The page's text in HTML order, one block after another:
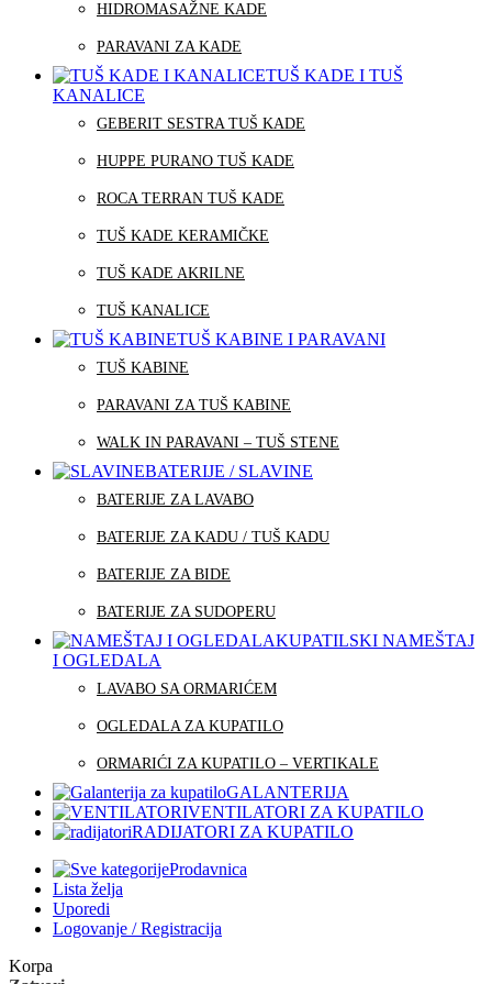
HIDROMASAŽNE KADE
PARAVANI ZA KADE
TUŠ KADE I TUŠ
KANALICE
GEBERIT SESTRA TUŠ KADE
HUPPE PURANO TUŠ KADE
ROCA TERRAN TUŠ KADE
TUŠ KADE KERAMIČKE
TUŠ KADE AKRILNE
TUŠ KANALICE
TUŠ KABINE I PARAVANI
TUŠ KABINE
PARAVANI ZA TUŠ KABINE
WALK IN PARAVANI – TUŠ STENE
BATERIJE / SLAVINE
BATERIJE ZA LAVABO
BATERIJE ZA KADU / TUŠ KADU
BATERIJE ZA BIDE
BATERIJE ZA SUDOPERU
KUPATILSKI NAMEŠTAJ
I OGLEDALA
LAVABO SA ORMARIĆEM
OGLEDALA ZA KUPATILO
ORMARIĆI ZA KUPATILO – VERTIKALE
GALANTERIJA
VENTILATORI ZA KUPATILO
RADIJATORI ZA KUPATILO
Prodavnica
Lista želja
Uporedi
Logovanje / Registracija
Korpa